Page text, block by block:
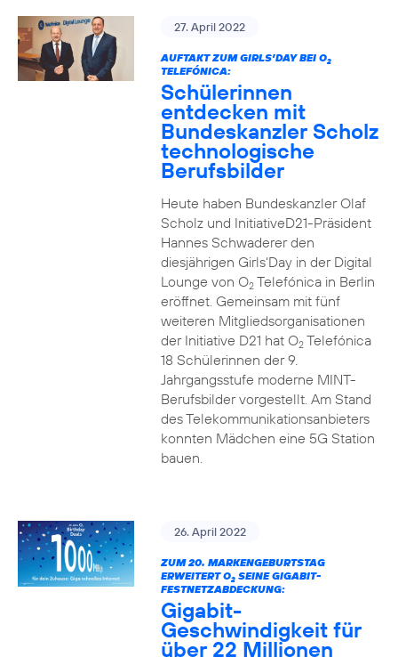
27. April 2022
AUFTAKT ZUM GIRLS’DAY BEI O2
TELEFÓNICA:
Schülerinnen
entdecken mit
Bundeskanzler Scholz
technologische
Berufsbilder
Heute haben Bundeskanzler Olaf
Scholz und InitiativeD21-Präsident
Hannes Schwaderer den
diesjährigen Girls‘Day in der Digital
Lounge von O2Telefónica in Berlin
eröffnet. Gemeinsam mit fünf
weiteren Mitgliedsorganisationen
der Initiative D21 hat O2Telefónica
18 Schülerinnen der 9.
Jahrgangsstufe moderne MINT-
Berufsbilder vorgestellt. Am Stand
des Telekommunikationsanbieters
konnten Mädchen eine 5G Station
bauen.
26. April 2022
ZUM 20. MARKENGEBURTSTAG
ERWEITERT O2SEINE GIGABIT-
FESTNETZABDECKUNG:
Gigabit-
Geschwindigkeit für
über 22 Millionen